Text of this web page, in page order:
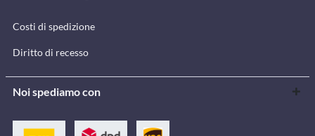
Costi di spedizione
Diritto di recesso
Noi spediamo con